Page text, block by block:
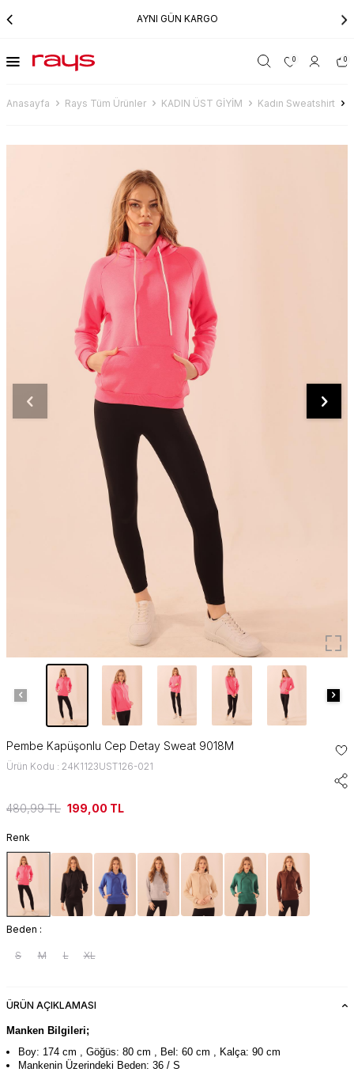
AYNI GÜN KARGO
0 0
Anasayfa Rays Tüm Ürünler KADIN ÜST GİYİM Kadın Sweatshirt
Pembe Kapüşonlu Cep Detay Sweat 9018M
Ürün Kodu : 24K1123UST126-021
480,99TL 199,00 TL
Renk
Beden :
S M L XL
ÜRÜN AÇIKLAMASI
Manken Bilgileri;
Boy: 174 cm , Göğüs: 80 cm , Bel: 60 cm , Kalça: 90 cm
Mankenin Üzerindeki Beden: 36 / S